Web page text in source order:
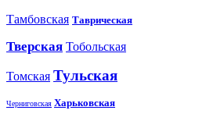
Тамбовская Таврическая
Тверская Тобольская
Томская Тульская
Черниговская Харьковская